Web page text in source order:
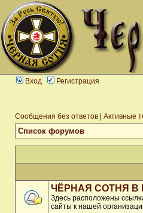
Вход Регистрация
Сообщения без ответов Активные
Список форумов
ЧЁРНАЯ СОТНЯ В
Здесь расположены
сайты к нашей